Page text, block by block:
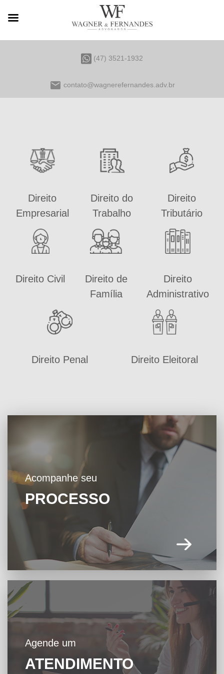
(47) 3521-1932
email contato@wagnerefernandes.adv.br
Direito
Empresarial
Direito do
Trabalho
Direito
Tributário
Direito Civil
Direito de
Família
Direito
Administrativo
Direito Penal Direito Eleitoral
Acompanhe seu
PROCESSO
Agende um
ATENDIMENTO